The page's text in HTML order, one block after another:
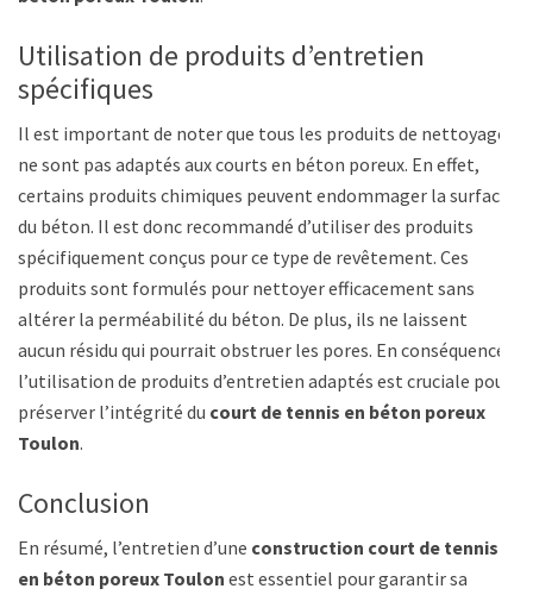
Utilisation de produits d’entretien
spécifiques
Il est important de noter que tous les produits de nettoyage
ne sont pas adaptés aux courts en béton poreux. En effet,
certains produits chimiques peuvent endommager la surface
du béton. Il est donc recommandé d’utiliser des produits
spécifiquement conçus pour ce type de revêtement. Ces
produits sont formulés pour nettoyer efficacement sans
altérer la perméabilité du béton. De plus, ils ne laissent
aucun résidu qui pourrait obstruer les pores. En conséquence,
l’utilisation de produits d’entretien adaptés est cruciale pour
préserver l’intégrité du court de tennis en béton poreux
Toulon.
Conclusion
En résumé, l’entretien d’une construction court de tennis
en béton poreux Toulon est essentiel pour garantir sa